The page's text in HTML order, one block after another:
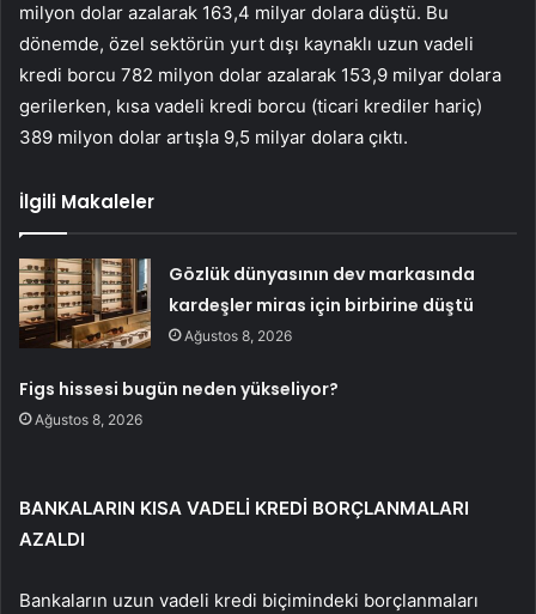
milyon dolar azalarak 163,4 milyar dolara düştü. Bu
dönemde, özel sektörün yurt dışı kaynaklı uzun vadeli
kredi borcu 782 milyon dolar azalarak 153,9 milyar dolara
gerilerken, kısa vadeli kredi borcu (ticari krediler hariç)
389 milyon dolar artışla 9,5 milyar dolara çıktı.
İlgili Makaleler
Gözlük dünyasının dev markasında
kardeşler miras için birbirine düştü
Ağustos 8, 2026
Figs hissesi bugün neden yükseliyor?
Ağustos 8, 2026
BANKALARIN KISA VADELİ KREDİ BORÇLANMALARI
AZALDI
Bankaların uzun vadeli kredi biçimindeki borçlanmaları